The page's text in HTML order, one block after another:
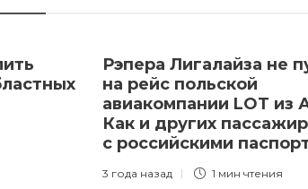
Рэпера Лигалайза не
на рейс польской
авиакомпании LOT из
Как и других
с российскими
3 года назад 1 мин чтения